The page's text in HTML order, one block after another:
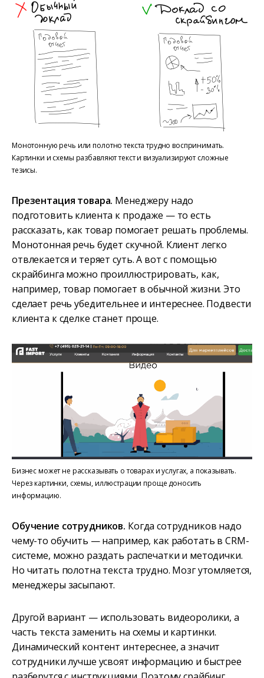
Монотонную речь или полотно текста трудно воспринимать.
Картинки и схемы разбавляют текст и визуализируют сложные
тезисы.
Презентация товара. Менеджеру надо
подготовить клиента к продаже — то есть
рассказать, как товар помогает решать проблемы.
Монотонная речь будет скучной. Клиент легко
отвлекается и теряет суть. А вот с помощью
скрайбинга можно проиллюстрировать, как,
например, товар помогает в обычной жизни. Это
сделает речь убедительнее и интереснее. Подвести
клиента к сделке станет проще.
Бизнес может не рассказывать о товарах и услугах, а показывать.
Через картинки, схемы, иллюстрации проще доносить
информацию.
Обучение сотрудников. Когда сотрудников надо
чему-то обучить — например, как работать в CRM-
системе, можно раздать распечатки и методички.
Но читать полотна текста трудно. Мозг утомляется,
менеджеры засыпают.
Другой вариант — использовать видеоролики, а
часть текста заменить на схемы и картинки.
Динамический контент интереснее, а значит
сотрудники лучше усвоят информацию и быстрее